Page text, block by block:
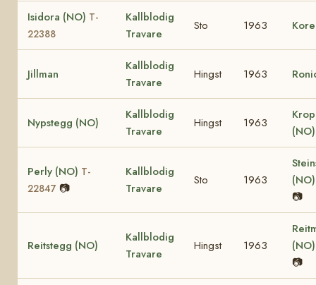
Isidora (NO) T-
22388
Kallblodig
Travare
Sto 1963
Jillman
Kallblodig
Travare
Hingst 1963
Nypstegg (NO)
Kallblodig
Travare
Hingst 1963
Perly (NO) T-
22847 📷
Kallblodig
Travare
Sto 1963
📷
Reitstegg (NO)
Kallblodig
Travare
Hingst 1963
📷